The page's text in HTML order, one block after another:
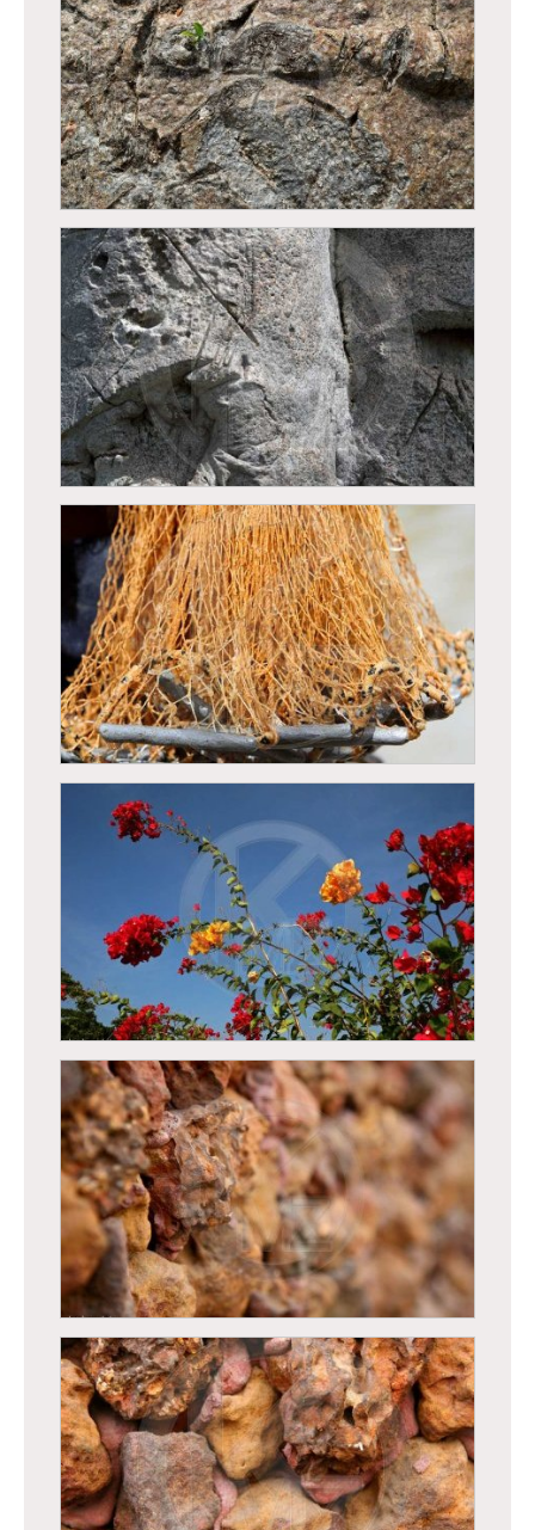
Baobab
Ecorce de baobab
Ecorce de baobab
Pêche à l’épervier dans les bolongs à Oussouye,
région de Casamance
Bougainvillier sur fond de ciel bleu